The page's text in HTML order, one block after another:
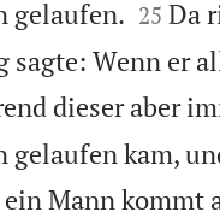
gelaufen.
25 Da
sagte: Wenn er
dieser aber
gelaufen kam,
Mann kommt